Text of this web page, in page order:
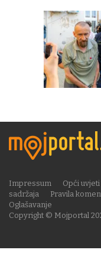
Copyright © Mojportal
Impressum Opći
sadržaja
Pravila
Oglašavanje